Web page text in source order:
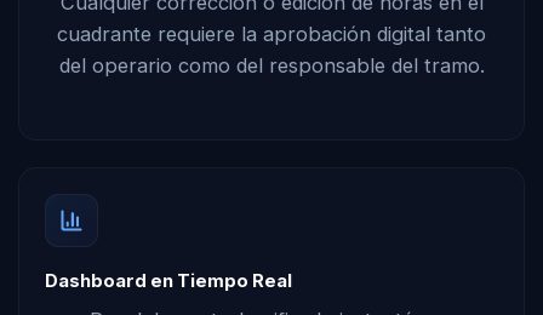
cuadrante requiere la aprobación digital tanto
del operario como del responsable del tramo.
Dashboard en Tiempo Real